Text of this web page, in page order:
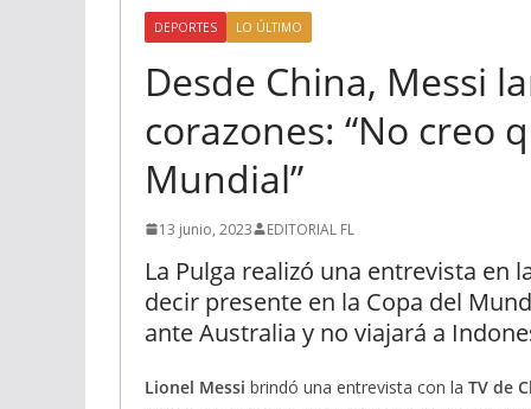
DEPORTES LO ÚLTIMO
Desde China, Messi
corazones: “No creo
Mundial”
13 junio, 2023 EDITORIAL FL
La Pulga realizó una entrevista en
decir presente en la Copa del
ante Australia y no viajará a
Lionel Messi brindó una entrevista con la TV de